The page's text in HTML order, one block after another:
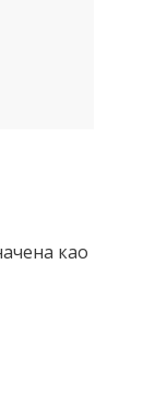
као